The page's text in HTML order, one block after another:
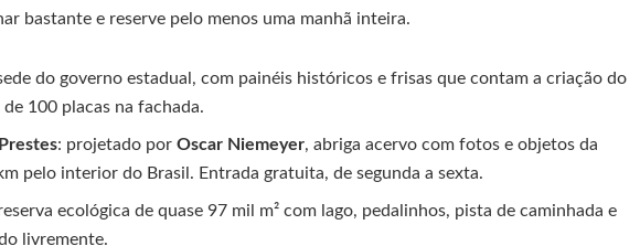
bastante e reserve pelo menos uma manhã inteira.
do governo estadual, com painéis históricos e frisas que contam a criação do
100 placas na fachada.
: projetado porOscar Niemeyer, abriga acervo com fotos e objetos da
pelo interior do Brasil. Entrada gratuita, de segunda a sexta.
ecológica de quase 97 mil m² com lago, pedalinhos, pista de caminhada e
livremente.